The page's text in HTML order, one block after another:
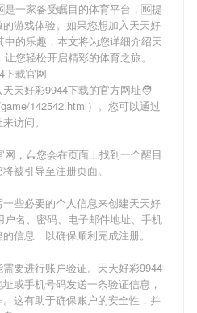
是一家备受瞩目的体育平台，🆖提
游戏体验。如果您想加入天天好
中的乐趣，本文将为您详细介绍天
您轻松开启精彩的体育之旅。
下载官网
天天好彩9944下载的官方网址🧑
142542.html）。您可以通过
访问。
网，🛴您会在页面上找到一个醒目
被引导至注册页面。
些必要的个人信息来创建天天好
户名、密码、电子邮件地址、手机
信息，以确保顺利完成注册。
要进行账户验证。 天天好彩9944
或手机号码发送一条验证信息，
这有助于确保账户的安全性，并